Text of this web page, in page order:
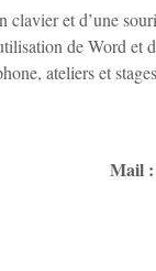
et d’une
de Word et
ateliers et
: